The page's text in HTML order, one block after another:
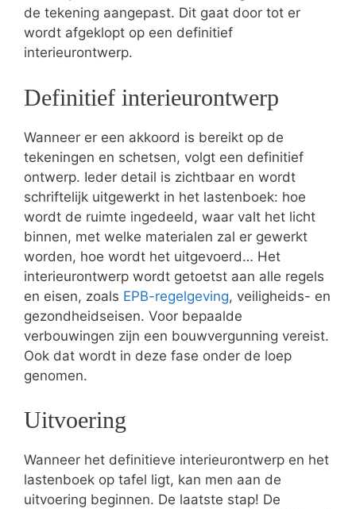
de tekening aangepast. Dit gaat door tot er
wordt afgeklopt op een definitief
interieurontwerp.
Definitief interieurontwerp
Wanneer er een akkoord is bereikt op de
tekeningen en schetsen, volgt een definitief
ontwerp. Ieder detail is zichtbaar en wordt
schriftelijk uitgewerkt in het lastenboek: hoe
wordt de ruimte ingedeeld, waar valt het licht
binnen, met welke materialen zal er gewerkt
worden, hoe wordt het uitgevoerd… Het
interieurontwerp wordt getoetst aan alle regels
en eisen, zoals EPB-regelgeving, veiligheids- en
gezondheidseisen. Voor bepaalde
verbouwingen zijn een bouwvergunning vereist.
Ook dat wordt in deze fase onder de loep
genomen.
Uitvoering
Wanneer het definitieve interieurontwerp en het
lastenboek op tafel ligt, kan men aan de
uitvoering beginnen. De laatste stap! De